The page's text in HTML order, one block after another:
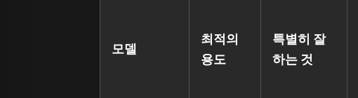
모델
최적의
용도
특별히 잘
하는 것